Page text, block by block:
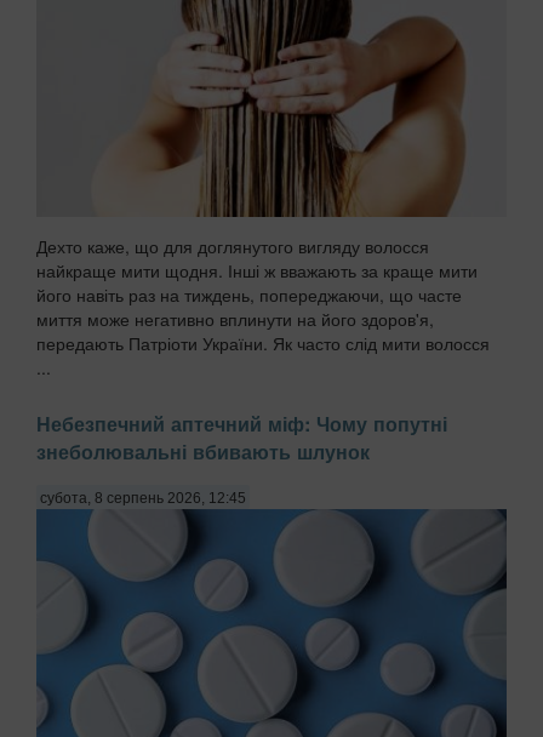
Дехто каже, що для доглянутого вигляду волосся
найкраще мити щодня. Інші ж вважають за краще мити
його навіть раз на тиждень, попереджаючи, що часте
миття може негативно вплинути на його здоров'я,
передають Патріоти України. Як часто слід мити волосся
...
Небезпечний аптечний міф: Чому попутні
знеболювальні вбивають шлунок
субота, 8 серпень 2026, 12:45